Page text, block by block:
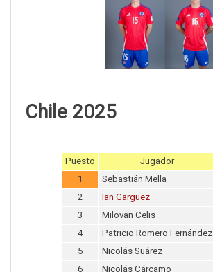
Chile 2025
Puesto Jugador
1
Sebastián Mella
2
Ian Garguez
3
Milovan Celis
4
Patricio Romero Fernández
5
Nicolás Suárez
6
Nicolás Cárcamo